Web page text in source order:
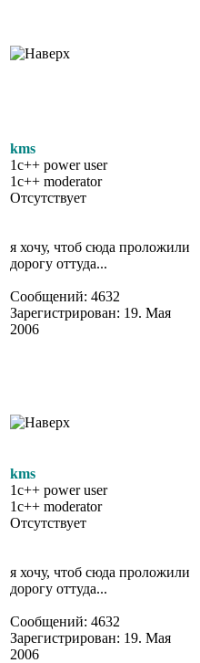
kms
1c++ power user
1c++ moderator
Отсутствует
я хочу, чтоб сюда проложили
дорогу оттуда...
Сообщений: 4632
Зарегистрирован: 19. Мая
2006
kms
1c++ power user
1c++ moderator
Отсутствует
я хочу, чтоб сюда проложили
дорогу оттуда...
Сообщений: 4632
Зарегистрирован: 19. Мая
2006